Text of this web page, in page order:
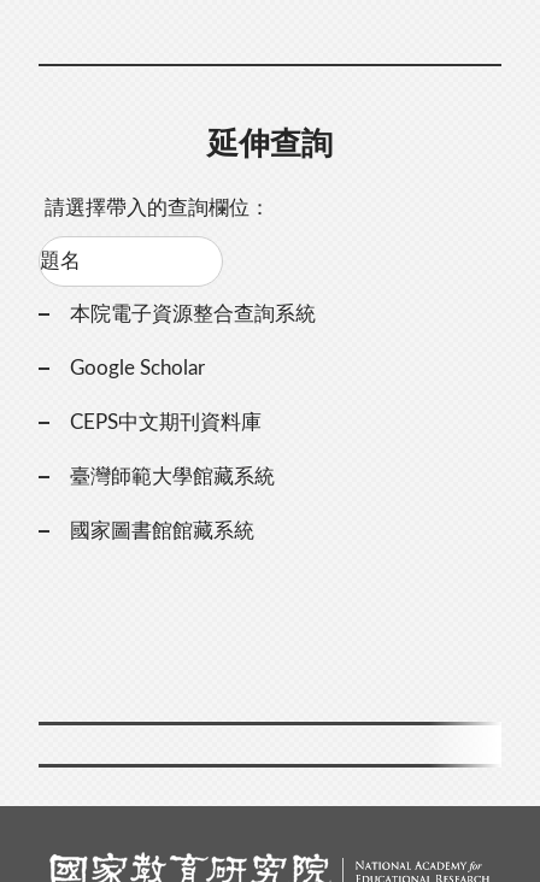
延伸查詢
請選擇帶入的查詢欄位：
本院電子資源整合查詢系統
Google Scholar
CEPS中文期刊資料庫
臺灣師範大學館藏系統
國家圖書館館藏系統